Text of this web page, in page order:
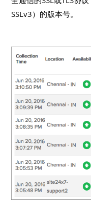
SSLv3）的版本号。